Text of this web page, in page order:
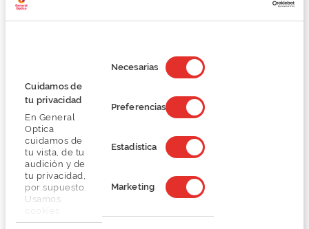
Cuidamos de
tu privacidad
En General
Optica
cuidamos de
tu vista, de tu
audición y de
tu privacidad,
por supuesto.
Usamos
propias y de
de
consentimiento
Necesarias
Preferencias
Estadística
Marketing
Polo Ralph Lauren 0PH1243
O preço inclui apenas a armação
162,00 €
Detalhes